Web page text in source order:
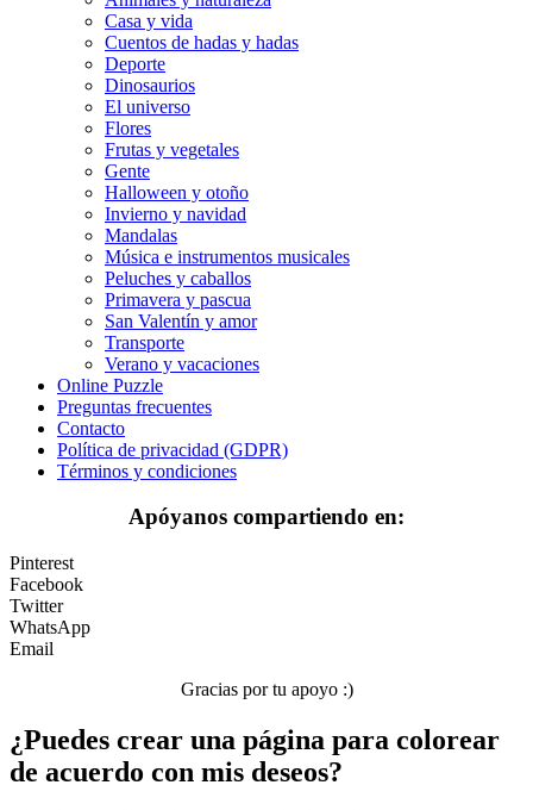
Frutas y vegetales
Halloween y otoño
Invierno y navidad
Música e instrumentos musicales
Peluches y caballos
Primavera y pascua
Verano y vacaciones
Libros para colorear para niños
Nezaradené
Casa y vida
Cuentos de hadas y hadas
Deporte
Dinosaurios
El universo
Flores
Frutas y vegetales
Gente
Halloween y otoño
Invierno y navidad
Mandalas
Música e instrumentos musicales
Peluches y caballos
Primavera y pascua
San Valentín y amor
Transporte
Verano y vacaciones
Online Puzzle
Preguntas frecuentes
Contacto
Política de privacidad (GDPR)
Términos y condiciones
Apóyanos compartiendo en:
Pinterest
Facebook
Twitter
WhatsApp
Email
Gracias por tu apoyo :)
¿Puedes crear una página para colorear
de acuerdo con mis deseos?